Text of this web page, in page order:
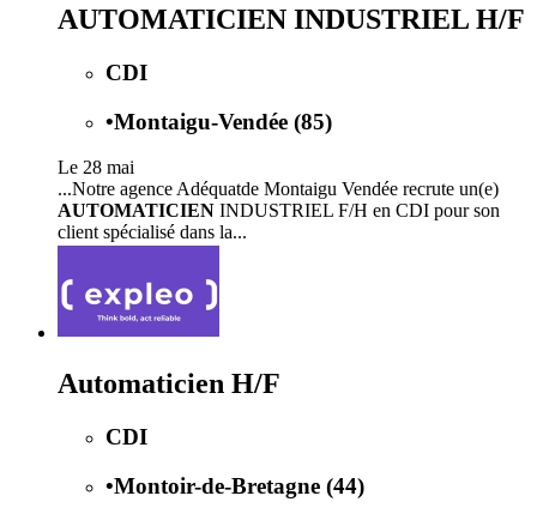
AUTOMATICIEN INDUSTRIEL H/F
CDI
•Montaigu-Vendée (85)
Le 28 mai
...Notre agence Adéquatde Montaigu Vendée recrute un(e)
AUTOMATICIEN INDUSTRIEL F/H en CDI pour son
client spécialisé dans la...
Automaticien H/F
CDI
•Montoir-de-Bretagne (44)